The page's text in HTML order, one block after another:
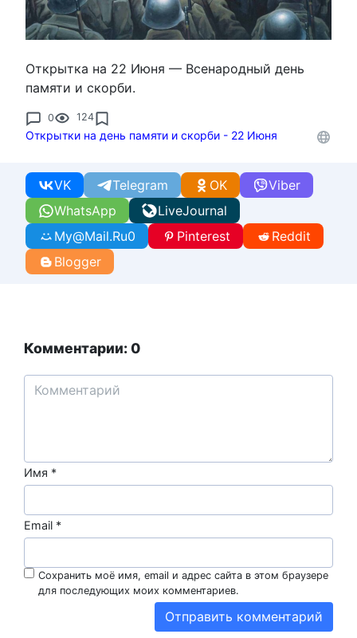
Открытка на 22 Июня — Всенародный день
памяти и скорби.
0 124
Открытки на день памяти и скорби - 22 Июня
WhatsApp
VK Telegram Viber
OK
LiveJournal
My@Mail.Ru0 Pinterest
Reddit
Blogger
Комментарии: 0
Имя *
Email *
Сохранить моё имя, email и адрес сайта в этом браузере
для последующих моих комментариев.